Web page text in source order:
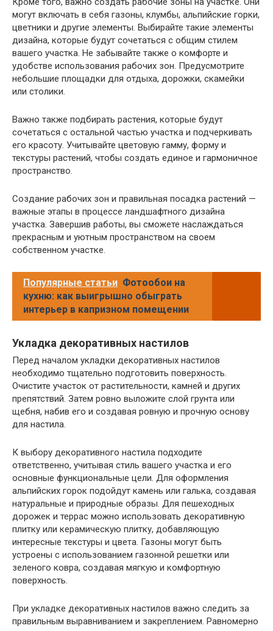
могут включать в себя газоны, клумбы, альпийские горки,
цветники и другие элементы. Выбирайте такие элементы
дизайна, которые будут сочетаться с общим стилем
вашего участка. Не забывайте также о комфорте и
удобстве использования рабочих зон. Предусмотрите
небольшие площадки для отдыха, дорожки, скамейки
или столики.
Важно также подбирать растения, которые будут
сочетаться с остальной частью участка и подчеркивать
его красоту. Учитывайте цветовую гамму, форму и
текстуры растений, чтобы создать единое и гармоничное
пространство.
Создание рабочих зон и правильная посадка растений —
важные этапы в процессе ландшафтного дизайна
участка. Завершив работы, вы сможете наслаждаться
прекрасным и уютным пространством на своем
собственном участке.
Популярные статьи Фотообои на
кухню: как выигрышно обыграть
интерьер в капризном помещении
Укладка декоративных настилов
Перед началом укладки декоративных настилов
необходимо тщательно подготовить поверхность.
Очистите участок от растительности, камней и других
препятствий. Затем ровно выложите слой грунта или
щебня, набив его и создавая ровную и прочную основу
для настила.
К выбору декоративного настила подходите
ответственно, учитывая стиль вашего участка и его
основные функциональные цели. Для оформления
альпийских горок подойдут камень или галька, создавая
натуральные и природные образы. Для пешеходных
дорожек и террас можно использовать декоративную
плитку или керамическую плитку, добавляющую
интересные текстуры и цвета. Газоны могут быть
устроены с использованием газонной решетки или
зеленого ковра, создавая мягкую и комфортную
поверхность.
При укладке декоративных настилов важно следить за
правильным выравниванием и закреплением. Равномерно